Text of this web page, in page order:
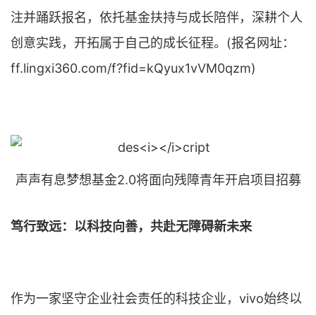
注并踊跃报名，依托基金扶持与成长陪伴，深耕个人
创意实践，开拓属于自己的成长征程。(报名网址：
ff.lingxi360.com/f?fid=kQyux1vVM0qzm)
声声有息梦想基金2.0将面向残障青年开启项目招募
笃行致远：以科技向善，共赴无障碍新未来
作为一家坚守企业社会责任的科技企业，vivo始终以